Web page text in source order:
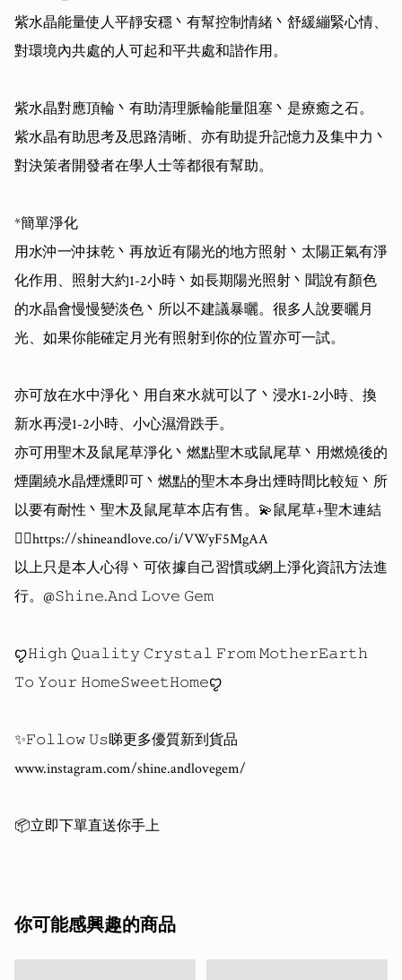
紫水晶能量使人平靜安穩丶有幫控制情緒丶舒緩繃緊心情、
對環境內共處的人可起和平共處和諧作用。
紫水晶對應頂輪丶有助清理脈輪能量阻塞丶是療癒之石。
紫水晶有助思考及思路清晰、亦有助提升記憶力及集中力丶
對決策者開發者在學人士等都很有幫助。
*簡單淨化
用水沖一沖抹乾丶再放近有陽光的地方照射丶太陽正氣有淨
化作用、照射大約1-2小時丶如長期陽光照射丶聞說有顏色
的水晶會慢慢變淡色丶所以不建議暴曬。很多人說要曬月
光、如果你能確定月光有照射到你的位置亦可一試。
亦可放在水中淨化丶用自來水就可以了丶浸水1-2小時、換
新水再浸1-2小時、小心濕滑跌手。
亦可用聖木及鼠尾草淨化丶燃點聖木或鼠尾草丶用燃燒後的
煙圍繞水晶煙燻即可丶燃點的聖木本身出煙時間比較短丶所
以要有耐性丶聖木及鼠尾草本店有售。💫鼠尾草+聖木連結
👇🏻https://shineandlove.co/i/VWyF5MgAA
以上只是本人心得丶可依據自己習慣或網上淨化資訊方法進
行。@𝚂𝚑𝚒𝚗𝚎.𝙰𝚗𝚍 𝙻𝚘𝚟𝚎 𝙶𝚎𝚖
ꨄ𝙷𝚒𝚐𝚑 𝚀𝚞𝚊𝚕𝚒𝚝𝚢 𝙲𝚛𝚢𝚜𝚝𝚊𝚕 𝙵𝚛𝚘𝚖 𝙼𝚘𝚝𝚑𝚎𝚛𝙴𝚊𝚛𝚝𝚑
𝚃𝚘 𝚈𝚘𝚞𝚛 𝙷𝚘𝚖𝚎𝚂𝚠𝚎𝚎𝚝𝙷𝚘𝚖𝚎ꨄ
✨𝙵𝚘𝚕𝚕𝚘𝚠 𝚄𝚜睇更多優質新到貨品
www.instagram.com/shine.andlovegem/
你可能感興趣的商品